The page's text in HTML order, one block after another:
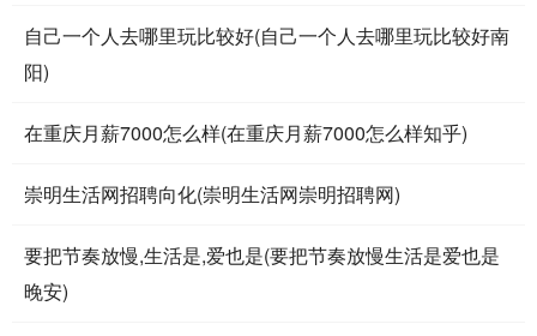
自己一个人去哪里玩比较好(自己一个人去哪里玩比较好南
阳)
在重庆月薪7000怎么样(在重庆月薪7000怎么样知乎)
崇明生活网招聘向化(崇明生活网崇明招聘网)
要把节奏放慢,生活是,爱也是(要把节奏放慢生活是爱也是
晚安)